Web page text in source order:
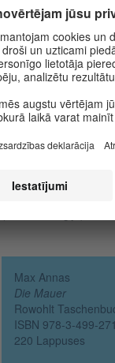
ciniski lietišķo
abiem jārisina.
nekontrolējama,
un kinematogrāfisks,
varonim pa labirintam
atklājumos tukšajā
interpretācijas un
redaktors, bet pašlaik
strādājis
Dienvidāfrikas
pretrunām bagāto
Max Annas
Die Mauer
Rowohlt
ISBN 978-3-499-
220 Lappuses